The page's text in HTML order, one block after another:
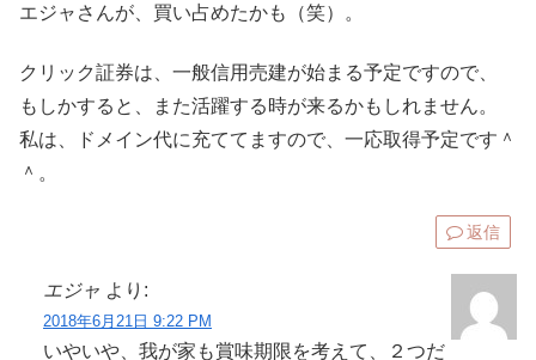
エジャさんが、買い占めたかも（笑）。
クリック証券は、一般信用売建が始まる予定ですので、
もしかすると、また活躍する時が来るかもしれません。
私は、ドメイン代に充ててますので、一応取得予定です＾
＾。
返信
エジャ より:
2018年6月21日 9:22 PM
いやいや、我が家も賞味期限を考えて、２つだ